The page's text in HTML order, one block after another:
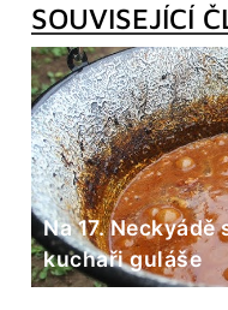
SOUVISEJÍCÍ
Na 17.
kuchaři guláše